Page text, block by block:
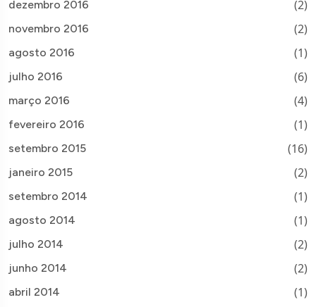
dezembro 2016 (2)
novembro 2016 (2)
agosto 2016 (1)
julho 2016 (6)
março 2016 (4)
fevereiro 2016 (1)
setembro 2015 (16)
janeiro 2015 (2)
setembro 2014 (1)
agosto 2014 (1)
julho 2014 (2)
junho 2014 (2)
abril 2014 (1)